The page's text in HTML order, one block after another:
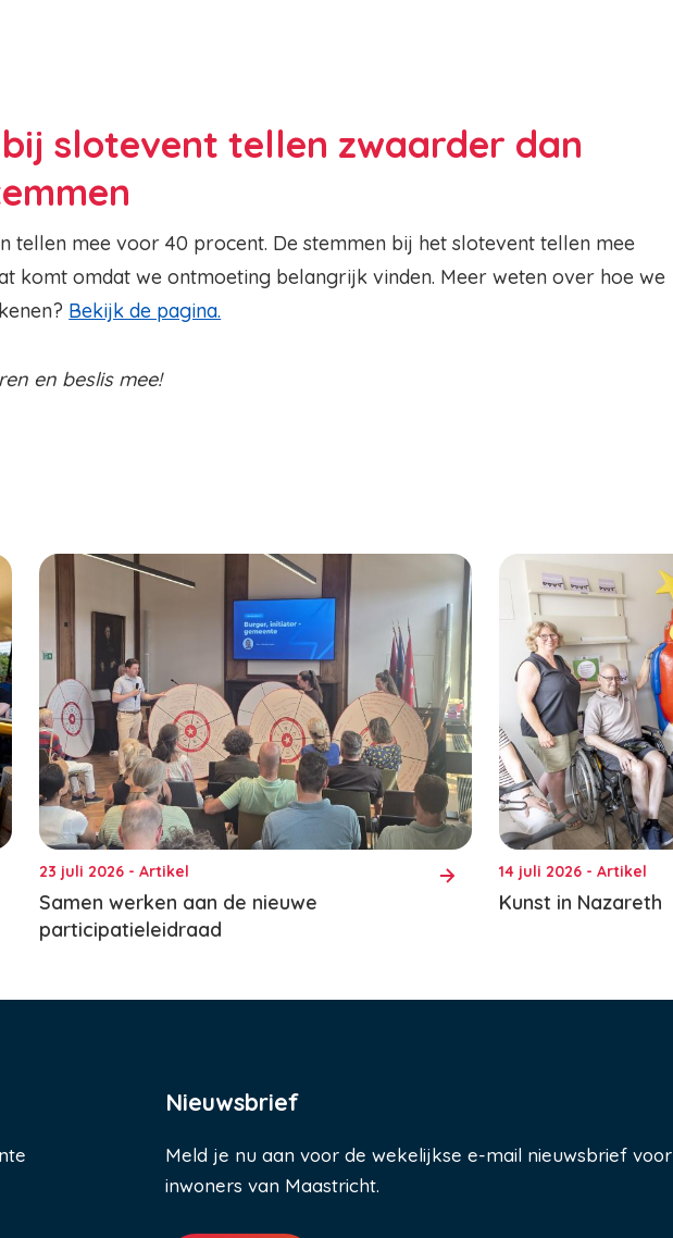
slotevent tellen zwaarder dan
tellen mee voor 40 procent. De stemmen bij het slotevent tellen mee
komt omdat we ontmoeting belangrijk vinden. Meer weten over hoe we
Bekijk de pagina.
en beslis mee!
23 juli 2026 - Artikel
Samen werken aan de nieuwe
participatieleidraad
14 juli 2026 - Artikel
Kunst in Nazareth
Nieuwsbrief
Meld je nu aan voor de wekelijkse e-mail nieuwsbrief voor
inwoners van Maastricht.